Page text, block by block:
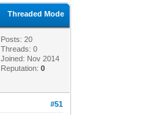
Threaded Mode
Posts: 20
Threads: 0
Joined: Nov 2014
Reputation:0
#51